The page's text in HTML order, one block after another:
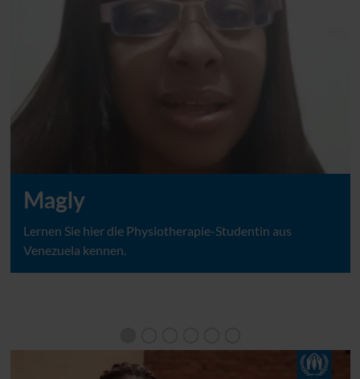
Magly
Lernen Sie hier die Physiotherapie-Studentin aus
Venezuela kennen.